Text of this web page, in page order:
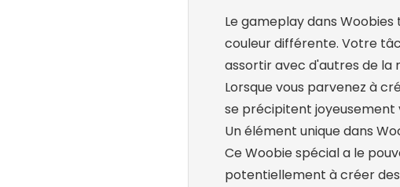
Le gameplay dans
couleur différente. Votre
assortir avec d'autres de la
Lorsque vous parvenez à
se précipitent joyeusement
Un élément unique dans
Ce Woobie spécial a le
potentiellement à créer